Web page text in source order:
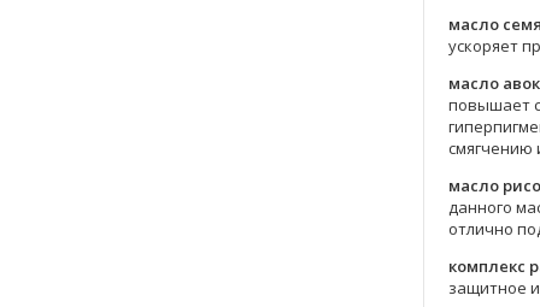
масло
ускоряет
масло
повышает
смягчению
масло
данного
отлично
комплекс
защитное